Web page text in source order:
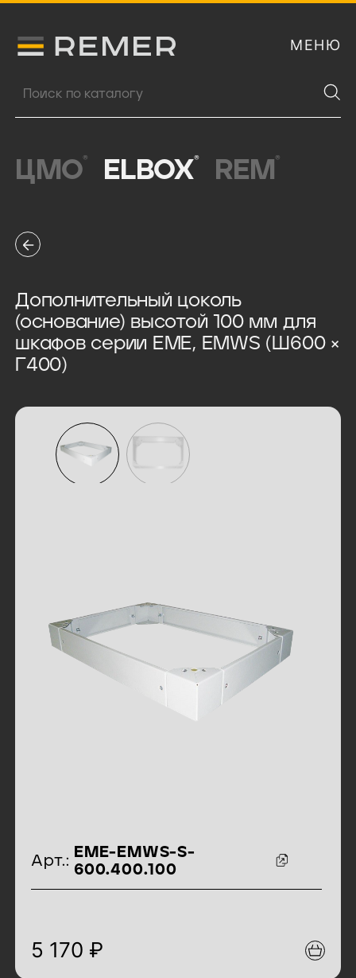
Логитип компании Remer МЕНЮ
Поиск продукции
ЦМО® ELBOX® REM ®
Дополнительный цоколь
(основание) высотой 100 мм для
шкафов серии EME, EMWS (Ш600 ×
Г400)
идентификаторы товара
Арт.:
EME-EMWS-S-
600.400.100
5 170 ₽